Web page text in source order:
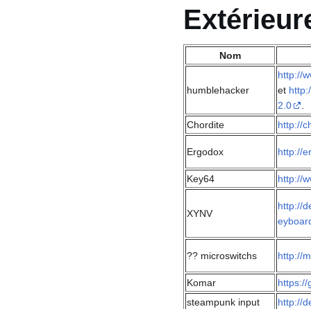
Nom
humblehacker
http://
et
2.0
Chordite
http://
Ergodox http://
Key64 http://
XYNV
http://
?? microswitchs http://
Komar
https://
steampunk input
http://